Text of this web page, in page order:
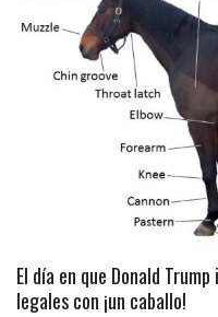
El día en que Donald
legales con ¡un caballo!